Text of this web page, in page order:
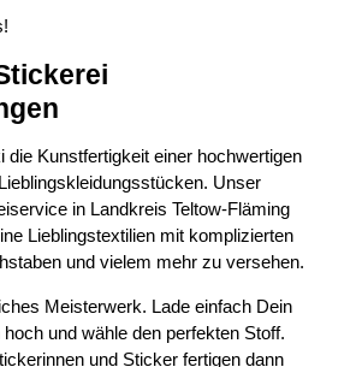
die Kunstfertigkeit einer hochwertigen
Unser
in Landkreis Teltow-Fläming
Lieblingstextilien mit komplizierten
und vielem mehr zu versehen.
Meisterwerk. Lade einfach Dein
und wähle den perfekten Stoff.
und Sticker fertigen dann